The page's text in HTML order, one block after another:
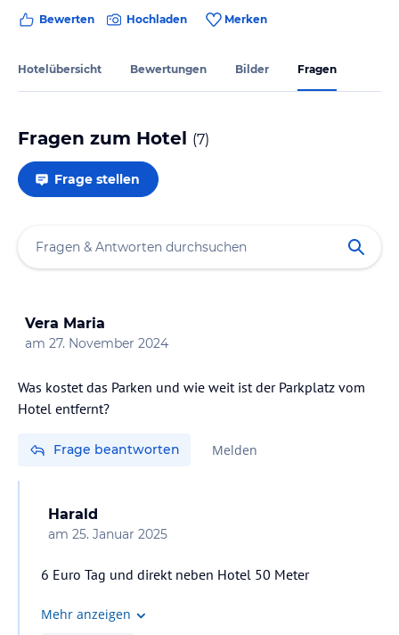
Bewerten Hochladen Merken
Hotelübersicht Bewertungen Bilder Fragen
Fragen zum Hotel (7)
Frage stellen
Vera Maria
am 27. November 2024
Was kostet das Parken und wie weit ist der Parkplatz vom
Hotel entfernt?
Frage beantworten Melden
Harald
am 25. Januar 2025
6 Euro Tag und direkt neben Hotel 50 Meter
Mehr anzeigen